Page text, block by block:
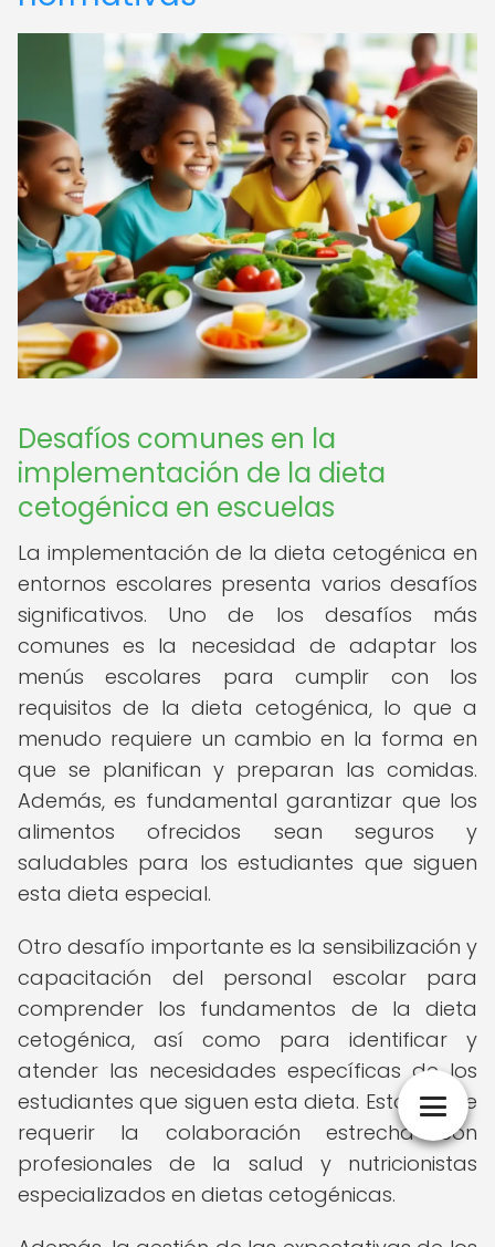
Desafíos comunes en la
implementación de la dieta
cetogénica en escuelas
La implementación de la dieta cetogénica en
entornos escolares presenta varios desafíos
significativos. Uno de los desafíos más
comunes es la necesidad de adaptar los
menús escolares para cumplir con los
requisitos de la dieta cetogénica, lo que a
menudo requiere un cambio en la forma en
que se planifican y preparan las comidas.
Además, es fundamental garantizar que los
alimentos ofrecidos sean seguros y
saludables para los estudiantes que siguen
esta dieta especial.
Otro desafío importante es la sensibilización y
capacitación del personal escolar para
comprender los fundamentos de la dieta
cetogénica, así como para identificar y
atender las necesidades específicas de los
estudiantes que siguen esta dieta. Esto puede
requerir la colaboración estrecha con
profesionales de la salud y nutricionistas
especializados en dietas cetogénicas.